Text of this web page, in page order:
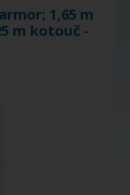
1,65 m
m kotouč -